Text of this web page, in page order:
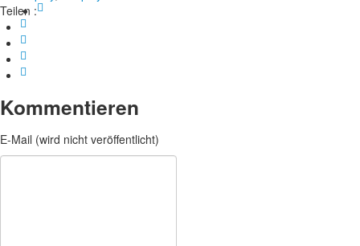
Teilen :
Kommentieren
E-Mail (wird nicht veröffentlicht)